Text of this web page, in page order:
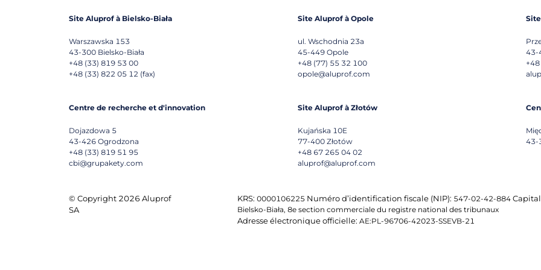
Site Aluprof à Bielsko-Biała
Warszawska 153
43-300 Bielsko-Biała
+48 (33) 819 53 00
+48 (33) 822 05 12 (fax)
Site Aluprof à Opole
ul. Wschodnia 23a
45-449 Opole
+48 (77) 55 32 100
opole@aluprof.com
43-
Centre de recherche et d'innovation
Dojazdowa 5
43-426 Ogrodzona
+48 (33) 819 51 95
cbi@grupakety.com
Site Aluprof à Złotów
Kujańska 10E
77-400 Złotów
+48 67 265 04 02
aluprof@aluprof.com
43-
© Copyright 2026 Aluprof
SA
KRS: 0000106225 Numéro d’identification fiscale (NIP): 547-02-42-884
Bielsko-Biała, 8e section commerciale du registre national des tribunaux
Adresse électronique officielle: AE:PL-96706-42023-SSEVB-21